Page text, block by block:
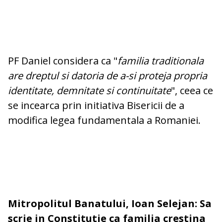
PF Daniel considera ca "familia traditionala
are dreptul si datoria de a-si proteja propria
identitate, demnitate si continuitate", ceea ce
se incearca prin initiativa Bisericii de a
modifica legea fundamentala a Romaniei.
Mitropolitul Banatului, Ioan Selejan: Sa
scrie in Constitutie ca familia crestina